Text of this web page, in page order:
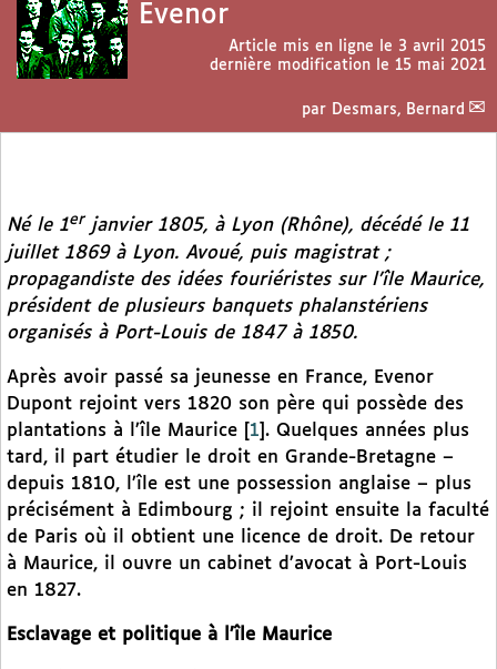
Evenor
Article mis en ligne le 3 avril 2015
dernière modification le 15 mai 2021
par Desmars, Bernard
Né le 1er janvier 1805, à Lyon (Rhône), décédé le 11
juillet 1869 à Lyon. Avoué, puis magistrat ;
propagandiste des idées fouriéristes sur l’île Maurice,
président de plusieurs banquets phalanstériens
organisés à Port-Louis de 1847 à 1850.
Après avoir passé sa jeunesse en France, Evenor
Dupont rejoint vers 1820 son père qui possède des
plantations à l’île Maurice
1 . Quelques années plus
tard, il part étudier le droit en Grande-Bretagne –
depuis 1810, l’île est une possession anglaise – plus
précisément à Edimbourg ; il rejoint ensuite la faculté
de Paris où il obtient une licence de droit. De retour
à Maurice, il ouvre un cabinet d’avocat à Port-Louis
en 1827.
Esclavage et politique à l’île Maurice